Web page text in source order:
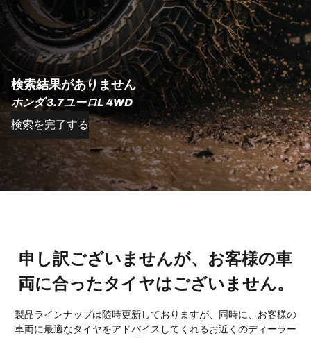
検索結果がありません
ホンダ 3.7ユーロL 4WD
検索を完了する
申し訳ございませんが、お客様の車
両に合ったタイヤはございません。
製品ラインナップは随時更新しておりますが、同時に、お客様の
車両に最適なタイヤをアドバイスしてくれるお近くのディーラー